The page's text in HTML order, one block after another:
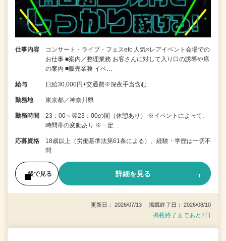
仕事内容
コンサート・ライブ・フェスetc 人気×レアイベント会場での
お仕事 ■案内／整理業務 お客さんに対して入り口の誘導や席
の案内 ■販売業務 イベ…
給与 日給30,000円+交通費※深夜手当含む
勤務地 東京都／神奈川県
勤務時間
23：00～翌23：00の間（休憩あり） ※イベントによって、
時間帯の変動あり ※一定…
応募資格
18歳以上（労働基準法第61条による）、経験・学歴は一切不
問
後で見る 詳細を見る
更新日： 2026/07/13 掲載終了日： 2026/08/10
掲載終了まであと2日